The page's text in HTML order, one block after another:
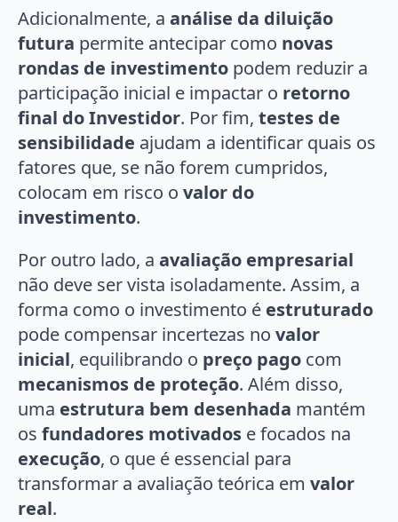
Adicionalmente, a análise da diluição
futura permite antecipar como novas
rondas de investimento podem reduzir a
participação inicial e impactar o retorno
final do Investidor. Por fim, testes de
sensibilidade ajudam a identificar quais os
fatores que, se não forem cumpridos,
colocam em risco o valor do
investimento.
Por outro lado, a avaliação empresarial
não deve ser vista isoladamente. Assim, a
forma como o investimento é estruturado
pode compensar incertezas no valor
inicial, equilibrando o preço pago com
mecanismos de proteção. Além disso,
uma estrutura bem desenhada mantém
os fundadores motivados e focados na
execução, o que é essencial para
transformar a avaliação teórica em valor
real.